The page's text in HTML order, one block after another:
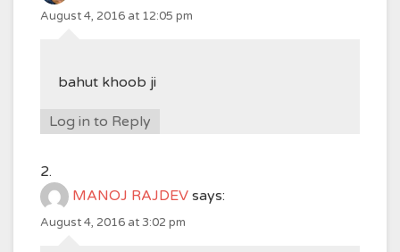
August 4, 2016 at 12:05 pm
bahut khoob ji
Log in to Reply
MANOJ RAJDEV says:
August 4, 2016 at 3:02 pm